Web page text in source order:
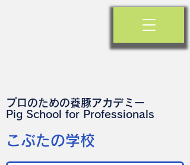
プロのための養豚アカデミー
​Pig School for Professionals
​こぶたの学校